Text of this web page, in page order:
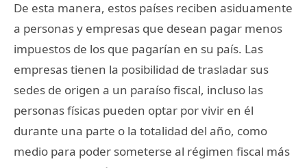
De esta manera, estos países reciben asiduamente
a personas y empresas que desean pagar menos
impuestos de los que pagarían en su país. Las
empresas tienen la posibilidad de trasladar sus
sedes de origen a un paraíso fiscal, incluso las
personas físicas pueden optar por vivir en él
durante una parte o la totalidad del año, como
medio para poder someterse al régimen fiscal más